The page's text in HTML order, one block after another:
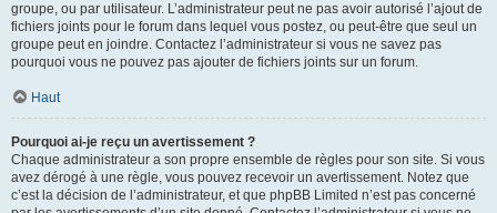
groupe, ou par utilisateur. L’administrateur peut ne pas avoir autorisé l’ajout de
fichiers joints pour le forum dans lequel vous postez, ou peut-être que seul un
groupe peut en joindre. Contactez l’administrateur si vous ne savez pas
pourquoi vous ne pouvez pas ajouter de fichiers joints sur un forum.
Haut
Pourquoi ai-je reçu un avertissement ?
Chaque administrateur a son propre ensemble de règles pour son site. Si vous
avez dérogé à une règle, vous pouvez recevoir un avertissement. Notez que
c’est la décision de l’administrateur, et que phpBB Limited n’est pas concerné